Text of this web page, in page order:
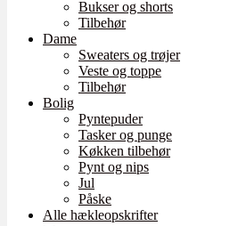
Bukser og shorts
Tilbehør
Dame
Sweaters og trøjer
Veste og toppe
Tilbehør
Bolig
Pyntepuder
Tasker og punge
Køkken tilbehør
Pynt og nips
Jul
Påske
Alle hækleopskrifter